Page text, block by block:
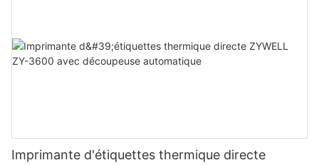
Imprimante d'étiquettes thermique directe